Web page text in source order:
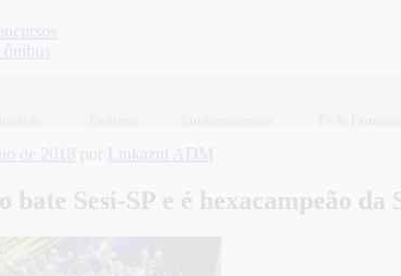
ônibus
de 2018 por Linkazul ADM
bate Sesi-SP e é hexacampeão da